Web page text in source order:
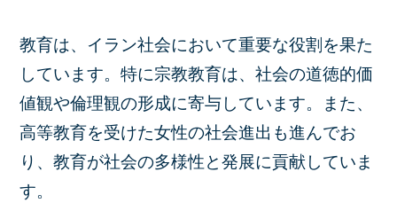
教育は、イラン社会において重要な役割を果た
しています。特に宗教教育は、社会の道徳的価
値観や倫理観の形成に寄与しています。また、
高等教育を受けた女性の社会進出も進んでお
り、教育が社会の多様性と発展に貢献していま
す。